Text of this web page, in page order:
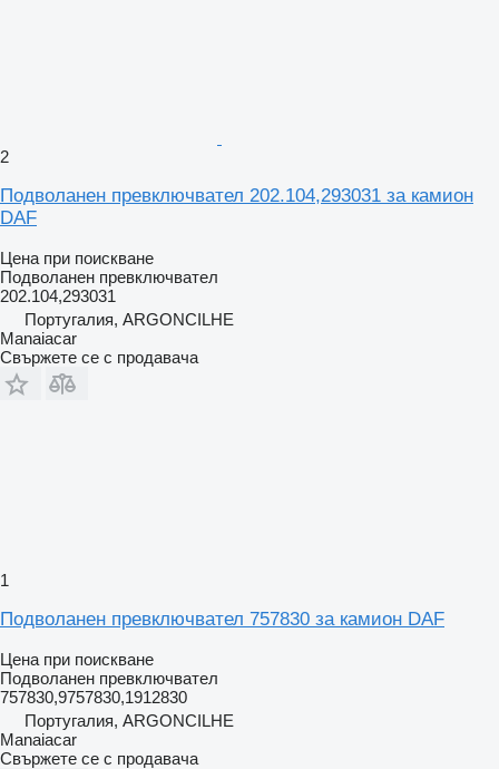
2
Подволанен превключвател 202.104,293031 за камион
DAF
Цена при поискване
Подволанен превключвател
202.104,293031
Португалия, ARGONCILHE
Manaiacar
Свържете се с продавача
1
Подволанен превключвател 757830 за камион DAF
Цена при поискване
Подволанен превключвател
757830,9757830,1912830
Португалия, ARGONCILHE
Manaiacar
Свържете се с продавача